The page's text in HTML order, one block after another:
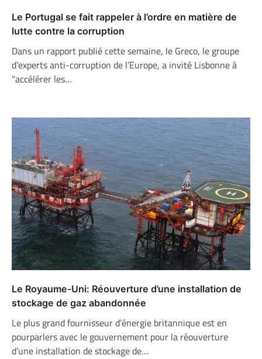
Le Portugal se fait rappeler à l’ordre en matière de
lutte contre la corruption
Dans un rapport publié cette semaine, le Greco, le groupe
d’experts anti-corruption de l’Europe, a invité Lisbonne à
“accélérer les…
Le Royaume-Uni: Réouverture d’une installation de
stockage de gaz abandonnée
Le plus grand fournisseur d’énergie britannique est en
pourparlers avec le gouvernement pour la réouverture
d’une installation de stockage de…